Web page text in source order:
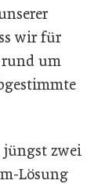
wir für
um
jüngst zwei
Lösung